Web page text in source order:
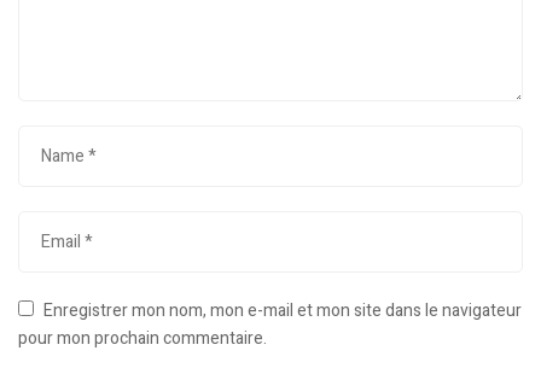
Enregistrer mon nom, mon e-mail et mon site dans le navigateur
pour mon prochain commentaire.